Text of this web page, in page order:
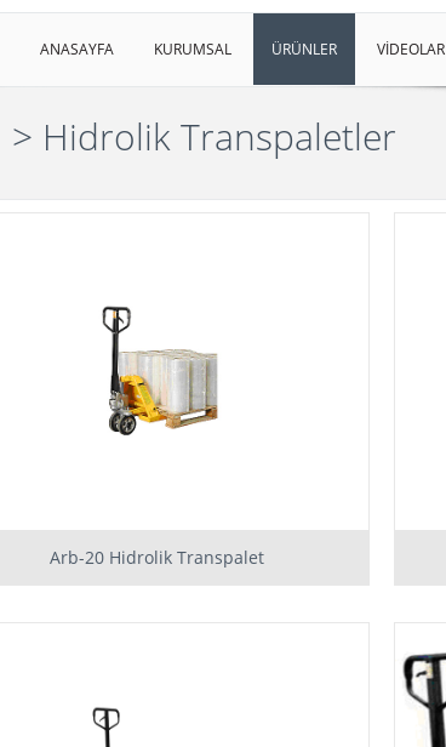
ANASAYFA KURUMSAL ÜRÜNLER VİDEOLAR
> Hidrolik Transpaletler
Arb-20 Hidrolik Transpalet